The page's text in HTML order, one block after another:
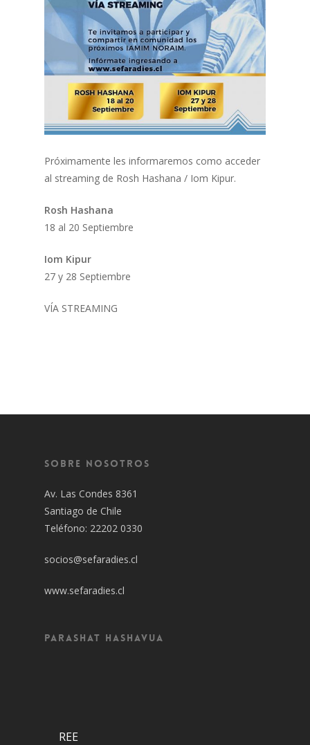
Próximamente les informaremos como acceder
al streaming de Rosh Hashana / Iom Kipur.
Rosh Hashana
18 al 20 Septiembre
Iom Kipur
27 y 28 Septiembre
VÍA STREAMING
Sobre Nosotros
Av. Las Condes 8361
Santiago de Chile
Teléfono: 22202 0330
socios@sefaradies.cl
www.sefaradies.cl
Parashat Hashavua
REE